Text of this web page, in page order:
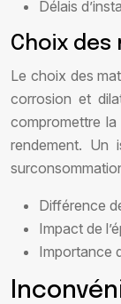
Délais
Choix
Le choix des
corrosion et
compromettre
rendement. Un
Différence
Impact de
Importance